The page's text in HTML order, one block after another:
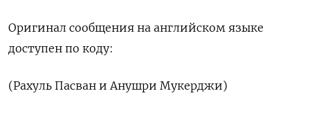
Оригинал сообщения на английском языке
доступен по коду:
(Рахуль Пасван и Анушри Мукерджи)